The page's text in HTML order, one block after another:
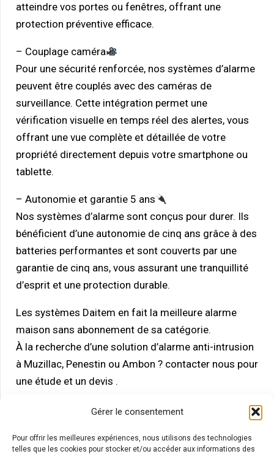
Gérer le consentement
Pour offrir les meilleures expériences, nous utilisons des technologies
telles que les cookies pour stocker et/ou accéder aux informations des
atteindre vos portes ou fenêtres, offrant une
protection préventive efficace.
– Couplage caméra
Pour une sécurité renforcée, nos systèmes d’alarme
peuvent être couplés avec des caméras de
surveillance. Cette intégration permet une
vérification visuelle en temps réel des alertes, vous
offrant une vue complète et détaillée de votre
propriété directement depuis votre smartphone ou
tablette.
– Autonomie et garantie 5 ans
Nos systèmes d’alarme sont conçus pour durer. Ils
bénéficient d’une autonomie de cinq ans grâce à des
batteries performantes et sont couverts par une
garantie de cinq ans, vous assurant une tranquillité
d’esprit et une protection durable.
Les systèmes Daitem en fait la meilleure alarme
maison sans abonnement de sa catégorie.
À la recherche d’une solution d’alarme anti-intrusion
à Muzillac, Penestin ou Ambon ? contacter nous pour
une étude et un devis .